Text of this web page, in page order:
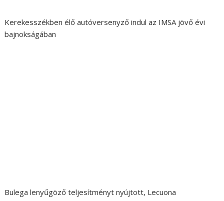
Kerekesszékben élő autóversenyző indul az IMSA jövő évi
bajnokságában
Bulega lenyűgöző teljesítményt nyújtott, Lecuona